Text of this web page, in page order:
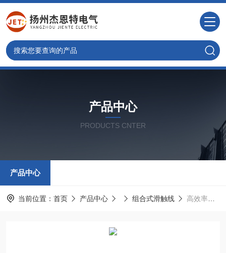
产品中心
PRODUCTS CNTER
产品中心
当前位置： 首页 产品中心 组合式滑触线 高效率组合式滑触线